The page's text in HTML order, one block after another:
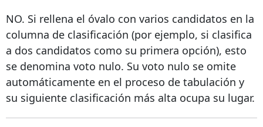
NO. Si rellena el óvalo con varios candidatos en la
columna de clasificación (por ejemplo, si clasifica
a dos candidatos como su primera opción), esto
se denomina voto nulo. Su voto nulo se omite
automáticamente en el proceso de tabulación y
su siguiente clasificación más alta ocupa su lugar.